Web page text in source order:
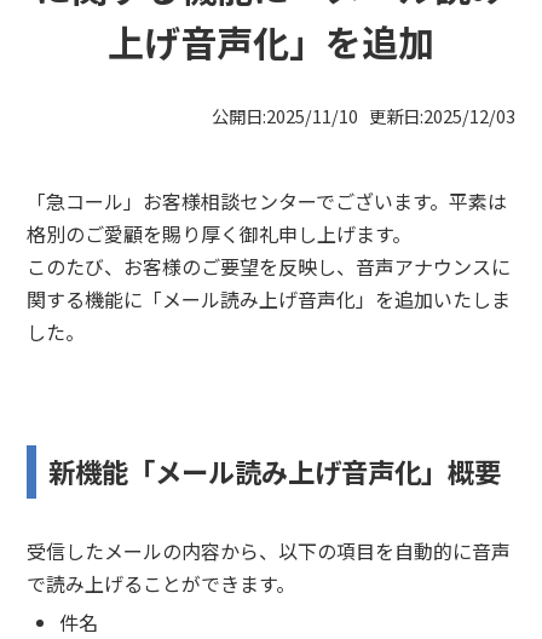
上げ音声化」を追加
公開日:2025/11/10 更新日:2025/12/03
「急コール」お客様相談センターでございます。平素は
格別のご愛顧を賜り厚く御礼申し上げます。
このたび、お客様のご要望を反映し、音声アナウンスに
関する機能に「メール読み上げ音声化」を追加いたしま
した。
新機能「メール読み上げ音声化」概要
受信したメールの内容から、以下の項目を自動的に音声
で読み上げることができます。
件名